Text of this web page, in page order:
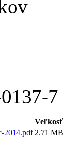
7
Veľkosť
2014.pdf 2.71 MB